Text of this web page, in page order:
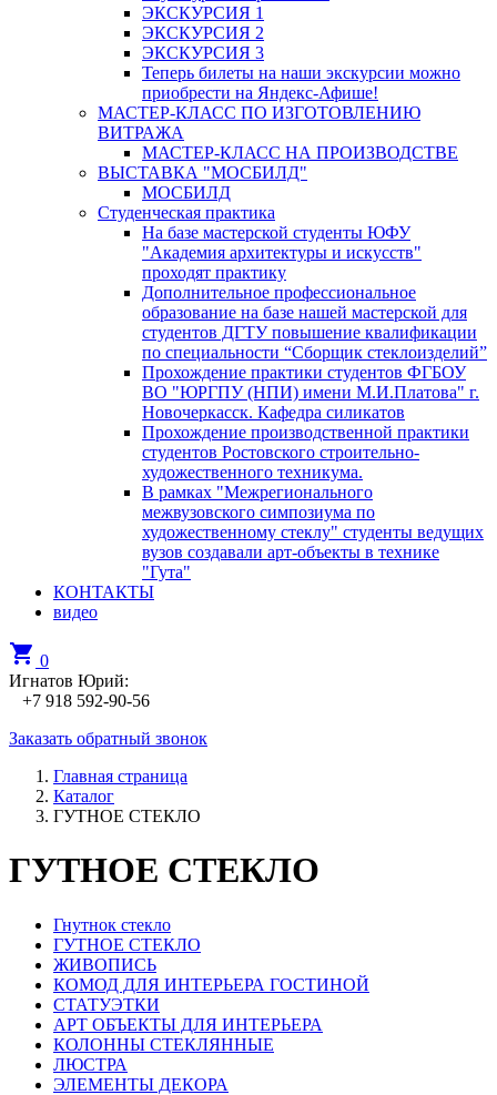
ЭКСКУРСИЯ 1
ЭКСКУРСИЯ 2
ЭКСКУРСИЯ 3
Теперь билеты на наши экскурсии можно
приобрести на Яндекс-Афише!
МАСТЕР-КЛАСС ПО ИЗГОТОВЛЕНИЮ
ВИТРАЖА
МАСТЕР-КЛАСС НА ПРОИЗВОДСТВЕ
ВЫСТАВКА "МОСБИЛД"
МОСБИЛД
Студенческая практика
На базе мастерской студенты ЮФУ
"Академия архитектуры и искусств"
проходят практику
Дополнительное профессиональное
образование на базе нашей мастерской для
студентов ДГТУ повышение квалификации
по специальности “Сборщик стеклоизделий”
Прохождение практики студентов ФГБОУ
ВО "ЮРГПУ (НПИ) имени М.И.Платова" г.
Новочеркасск. Кафедра силикатов
Прохождение производственной практики
студентов Ростовского строительно-
художественного техникума.
В рамках "Межрегионального
межвузовского симпозиума по
художественному стеклу" студенты ведущих
вузов создавали арт-объекты в технике
"Гута"
КОНТАКТЫ
видео
shopping_cart 0
Игнатов Юрий:
+7 918 592-90-56
Заказать обратный звонок
Главная страница
Каталог
ГУТНОЕ СТЕКЛО
ГУТНОЕ СТЕКЛО
Гнутнок стекло
ГУТНОЕ СТЕКЛО
ЖИВОПИСЬ
КОМОД ДЛЯ ИНТЕРЬЕРА ГОСТИНОЙ
СТАТУЭТКИ
АРТ ОБЪЕКТЫ ДЛЯ ИНТЕРЬЕРА
КОЛОННЫ СТЕКЛЯННЫЕ
ЛЮСТРА
ЭЛЕМЕНТЫ ДЕКОРА